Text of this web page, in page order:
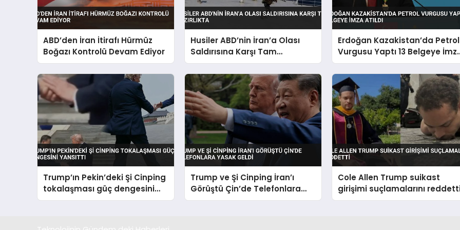
ABD’den İran İtirafı Hürmüz
Boğazı Kontrolü Devam Ediyor
Husiler ABD’nin İran’a Olası
Saldırısına Karşı Tam
Hazırlıkta
Erdoğan Kazakistan’da Petrol
Vurgusu Yaptı 13 Belgeye
Atıldı
Trump’ın Pekin’deki Şi Cinping
tokalaşması güç dengesini
yansıttı
Trump ve Şi Cinping İran’ı
Görüştü Çin’de Telefonlara
Yasak Geldi
Cole Allen Trump suikast
girişimi suçlamalarını